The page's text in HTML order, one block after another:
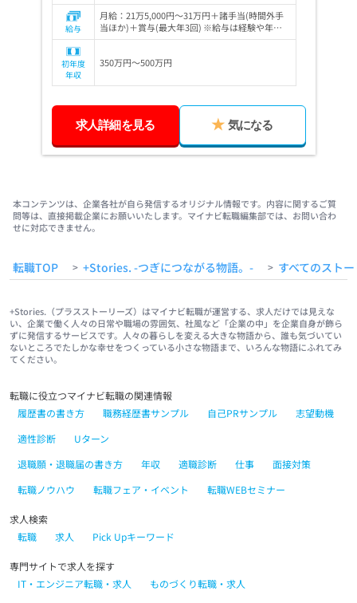
給与
月給：21万5,000円～31万円＋諸手当(時間外手
当ほか)＋賞与(最大年3回) ※給与は経験や年…
初年度
年収
350万円～500万円
求人詳細を見る 気になる
本コンテンツは、企業各社が自ら発信するオリジナル情報です。内容に関するご質
問等は、直接掲載企業にお願いいたします。マイナビ転職編集部では、お問い合わ
せに対応できません。
転職TOP > +Stories. -つぎにつながる物語。- > すべてのスト
+Stories.（プラスストーリーズ）はマイナビ転職が運営する、求人だけでは見えな
い、企業で働く人々の日常や職場の雰囲気、社風など「企業の中」を企業自身が飾ら
ずに発信するサービスです。人々の暮らしを変える大きな物語から、誰も気づいてい
ないところでたしかな幸せをつくっている小さな物語まで、いろんな物語にふれてみ
てください。
転職に役立つマイナビ転職の関連情報
履歴書の書き方
職務経歴書サンプル 自己PRサンプル
志望動機
適性診断
Uターン
退職願・退職届の書き方
年収 適職診断 仕事
面接対策
転職ノウハウ
転職フェア・イベント 転職WEBセミナー
求人検索
転職
求人 Pick Upキーワード
専門サイトで求人を探す
IT・エンジニア転職・求人
ものづくり転職・求人